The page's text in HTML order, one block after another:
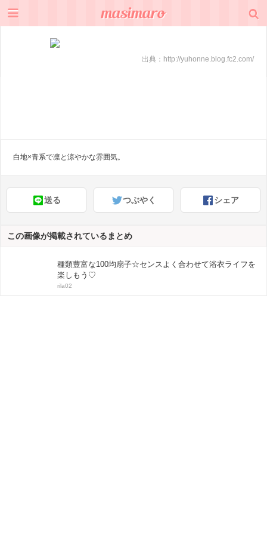
出典： http://yuhonne.blog.fc2.com/
白地×青系で凛と涼やかな雰囲気。
送る つぶやく シェア
この画像が掲載されているまとめ
種類豊富な100均扇子☆センスよく合わせて浴衣ライフを
楽しもう♡
rila02